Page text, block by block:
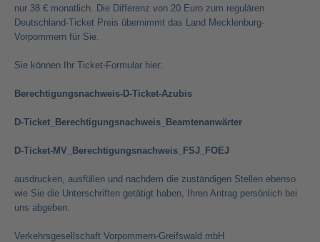
nur 38 € monatlich. Die Differenz von 20 Euro zum regulären
Deutschland-Ticket Preis übernimmt das Land Mecklenburg-
Vorpommern für Sie.
Sie können Ihr Ticket-Formular hier:
Berechtigungsnachweis-D-Ticket-Azubis
D-Ticket_Berechtigungsnachweis_Beamtenanwärter
D-Ticket-MV_Berechtigungsnachweis_FSJ_FOEJ
ausdrucken, ausfüllen und nachdem die zuständigen Stellen ebenso
wie Sie die Unterschriften getätigt haben, Ihren Antrag persönlich bei
uns abgeben.
Verkehrsgesellschaft Vorpommern-Greifswald mbH